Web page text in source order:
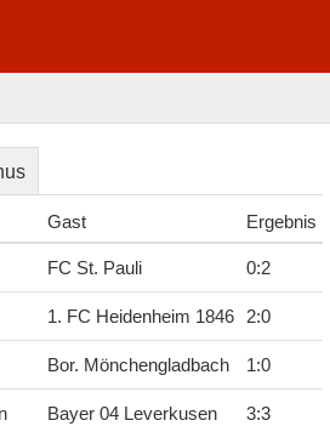
Gast Ergebnis
FC St. Pauli 0:2
1. FC Heidenheim 1846 2:0
Bor. Mönchengladbach 1:0
Bayer 04 Leverkusen 3:3